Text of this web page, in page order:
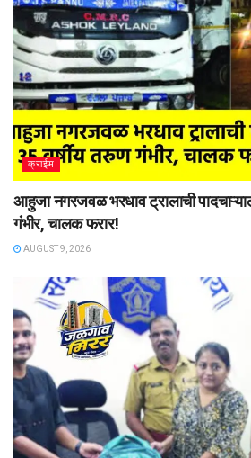
क्राईम
आहुजा नगरजवळ भरधाव ट्रालाची
गंभीर, चालक फरार!
AUGUST 9, 2026